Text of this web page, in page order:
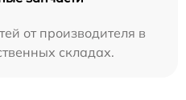
от производителя в
складах.